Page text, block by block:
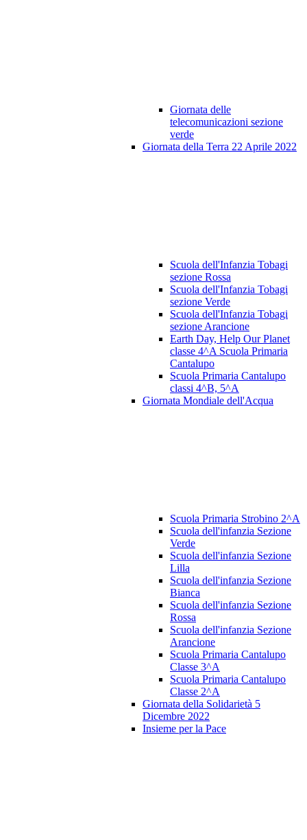
Giornata delle
telecomunicazioni sezione
verde
Giornata della Terra 22 Aprile 2022
Scuola dell'Infanzia Tobagi
sezione Rossa
Scuola dell'Infanzia Tobagi
sezione Verde
Scuola dell'Infanzia Tobagi
sezione Arancione
Earth Day, Help Our Planet
classe 4^A Scuola Primaria
Cantalupo
Scuola Primaria Cantalupo
classi 4^B, 5^A
Giornata Mondiale dell'Acqua
Scuola Primaria Strobino 2^A
Scuola dell'infanzia Sezione
Verde
Scuola dell'infanzia Sezione
Lilla
Scuola dell'infanzia Sezione
Bianca
Scuola dell'infanzia Sezione
Rossa
Scuola dell'infanzia Sezione
Arancione
Scuola Primaria Cantalupo
Classe 3^A
Scuola Primaria Cantalupo
Classe 2^A
Giornata della Solidarietà 5
Dicembre 2022
Insieme per la Pace